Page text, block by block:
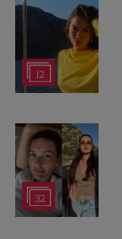
12
32